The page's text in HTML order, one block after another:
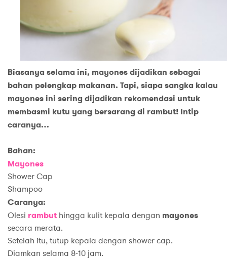
Biasanya selama ini, mayonesdijadikan sebagai
bahan pelengkap makanan. Tapi, siapa sangka kalau
mayonesini sering dijadikan rekomendasi untuk
membasmi kutu yang bersarang di rambut! Intip
caranya…
Bahan:
Mayones
Shower Cap
Shampoo
Caranya:
Olesi rambut hingga kulit kepala dengan mayones
secara merata.
Setelah itu, tutup kepala dengan shower cap.
Diamkan selama 8-10 jam.